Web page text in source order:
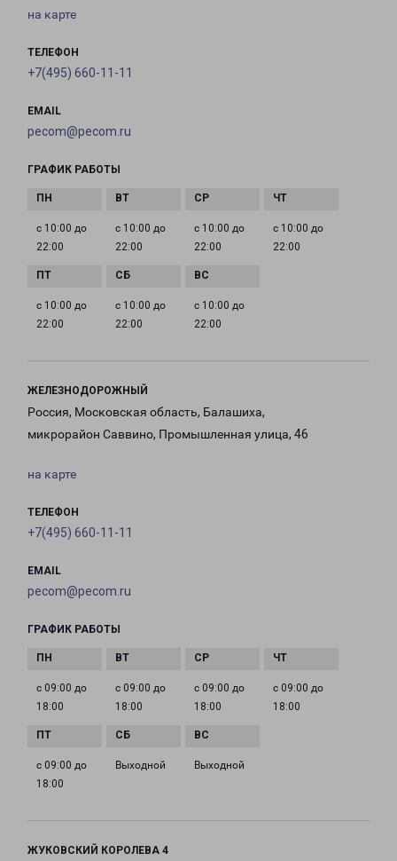
на карте
ТЕЛЕФОН
+7(495) 660-11-11
EMAIL
pecom@pecom.ru
ГРАФИК РАБОТЫ
с 10:00 до
22:00
с 10:00 до
22:00
с 10:00 до
22:00
с 10:00 до
22:00
с 10:00 до
22:00
с 10:00 до
22:00
с 10:00 до
22:00
ЖЕЛЕЗНОДОРОЖНЫЙ
Россия, Московская область, Балашиха,
микрорайон Саввино, Промышленная улица, 46
на карте
ТЕЛЕФОН
+7(495) 660-11-11
EMAIL
pecom@pecom.ru
ГРАФИК РАБОТЫ
с 09:00 до
18:00
с 09:00 до
18:00
с 09:00 до
18:00
с 09:00 до
18:00
с 09:00 до
18:00
Выходной Выходной
ЖУКОВСКИЙ КОРОЛЕВА 4